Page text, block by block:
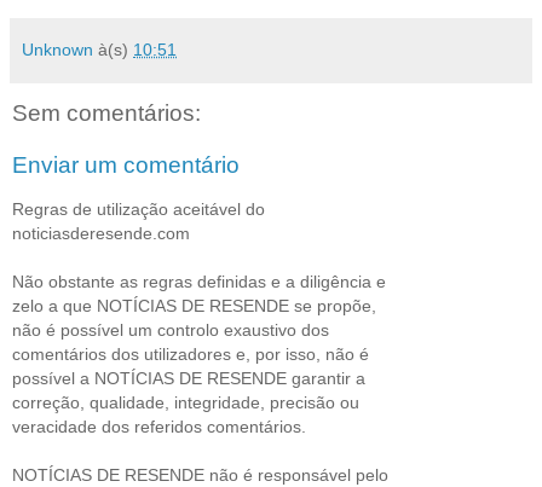
Unknown à(s) 10:51
Sem comentários:
Enviar um comentário
Regras de utilização aceitável do
noticiasderesende.com
Não obstante as regras definidas e a diligência e
zelo a que NOTÍCIAS DE RESENDE se propõe,
não é possível um controlo exaustivo dos
comentários dos utilizadores e, por isso, não é
possível a NOTÍCIAS DE RESENDE garantir a
correção, qualidade, integridade, precisão ou
veracidade dos referidos comentários.
NOTÍCIAS DE RESENDE não é responsável pelo